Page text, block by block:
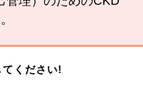
てください!